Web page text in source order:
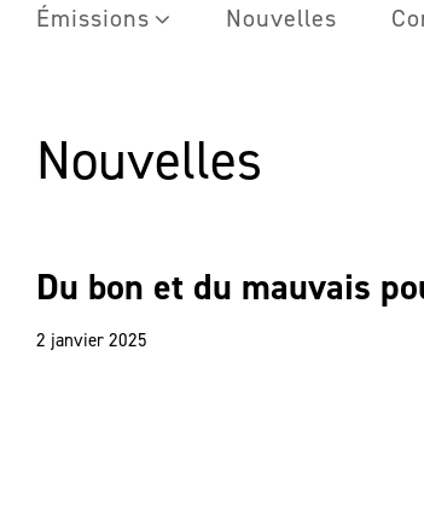
Émissions Nouvelles
Nouvelles
Du bon et du mauvais
2 janvier 2025